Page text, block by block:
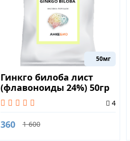
50мг
Гинкго билоба лист
(флавоноиды 24%) 50гр
4
360 1 600